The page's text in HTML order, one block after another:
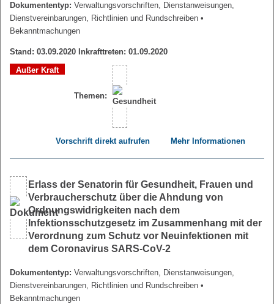
Dokumententyp: Verwaltungsvorschriften, Dienstanweisungen,
Dienstvereinbarungen, Richtlinien und Rundschreiben •
Bekanntmachungen
Stand: 03.09.2020 Inkrafttreten: 01.09.2020
Außer Kraft
Themen:
Vorschrift direkt aufrufen Mehr Informationen
Erlass der Senatorin für Gesundheit, Frauen und
Verbraucherschutz über die Ahndung von
Ordnungswidrigkeiten nach dem
Infektionsschutzgesetz im Zusammenhang mit der
Verordnung zum Schutz vor Neuinfektionen mit
dem Coronavirus SARS-CoV-2
Dokumententyp: Verwaltungsvorschriften, Dienstanweisungen,
Dienstvereinbarungen, Richtlinien und Rundschreiben •
Bekanntmachungen